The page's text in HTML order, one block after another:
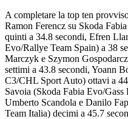
A completare la top ten
Ramon Ferencz su Skoda
quinti a 34.8 secondi, Efren
Evo/Rallye Team Spain) a 38
Marczyk e Szymon
settimi a 43.8 secondi, Yoann
C3/CHL Sport Auto) ottavi a
Savoia (Skoda Fabia Evo/
Umberto Scandola e Danilo
Team Italia) decimi a 45.7